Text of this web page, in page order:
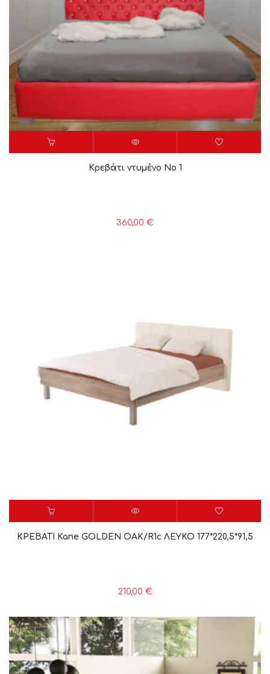
Κρεβάτι ντυμένο Νο 1
360,00 €
ΚΡΕΒΑΤΙ Kane GOLDEN OAK/R1c ΛΕΥΚΟ 177*220,5*91,5
210,00 €